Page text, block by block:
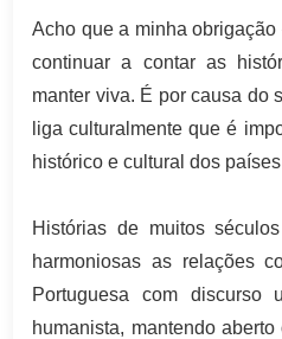
Acho que a minha obrigação
continuar a contar as
manter viva. É por causa do
liga culturalmente que é
histórico e cultural dos
Histórias de muitos
harmoniosas as relações
Portuguesa com discurso
humanista, mantendo